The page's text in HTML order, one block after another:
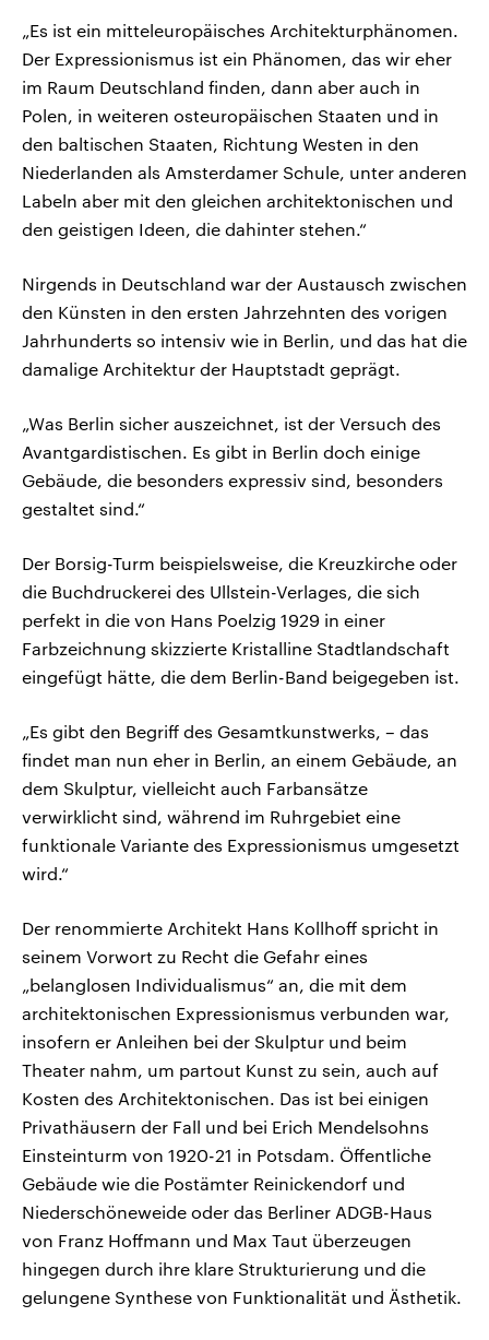
„Es ist ein mitteleuropäisches Architekturphänomen.
Der Expressionismus ist ein Phänomen, das wir eher
im Raum Deutschland finden, dann aber auch in
Polen, in weiteren osteuropäischen Staaten und in
den baltischen Staaten, Richtung Westen in den
Niederlanden als Amsterdamer Schule, unter anderen
Labeln aber mit den gleichen architektonischen und
den geistigen Ideen, die dahinter stehen.“
Nirgends in Deutschland war der Austausch zwischen
den Künsten in den ersten Jahrzehnten des vorigen
Jahrhunderts so intensiv wie in Berlin, und das hat die
damalige Architektur der Hauptstadt geprägt.
„Was Berlin sicher auszeichnet, ist der Versuch des
Avantgardistischen. Es gibt in Berlin doch einige
Gebäude, die besonders expressiv sind, besonders
gestaltet sind.“
Der Borsig-Turm beispielsweise, die Kreuzkirche oder
die Buchdruckerei des Ullstein-Verlages, die sich
perfekt in die von Hans Poelzig 1929 in einer
Farbzeichnung skizzierte Kristalline Stadtlandschaft
eingefügt hätte, die dem Berlin-Band beigegeben ist.
„Es gibt den Begriff des Gesamtkunstwerks, – das
findet man nun eher in Berlin, an einem Gebäude, an
dem Skulptur, vielleicht auch Farbansätze
verwirklicht sind, während im Ruhrgebiet eine
funktionale Variante des Expressionismus umgesetzt
wird.“
Der renommierte Architekt Hans Kollhoff spricht in
seinem Vorwort zu Recht die Gefahr eines
„belanglosen Individualismus“ an, die mit dem
architektonischen Expressionismus verbunden war,
insofern er Anleihen bei der Skulptur und beim
Theater nahm, um partout Kunst zu sein, auch auf
Kosten des Architektonischen. Das ist bei einigen
Privathäusern der Fall und bei Erich Mendelsohns
Einsteinturm von 1920-21 in Potsdam. Öffentliche
Gebäude wie die Postämter Reinickendorf und
Niederschöneweide oder das Berliner ADGB-Haus
von Franz Hoffmann und Max Taut überzeugen
hingegen durch ihre klare Strukturierung und die
gelungene Synthese von Funktionalität und Ästhetik.